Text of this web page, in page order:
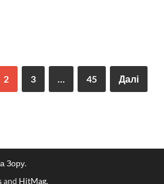
2 3 … 45 Далі
Зору.
and HitMag.